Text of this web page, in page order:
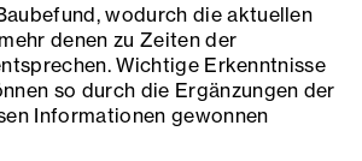
wodurch die aktuellen
denen zu Zeiten der
Wichtige Erkenntnisse
so durch die Ergänzungen der
Informationen gewonnen